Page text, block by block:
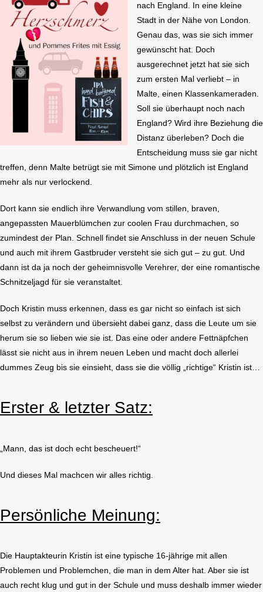
nach England. In eine kleine
Stadt in der Nähe von London.
Genau das, was sie sich immer
gewünscht hat. Doch
ausgerechnet jetzt hat sie sich
zum ersten Mal verliebt – in
Malte, einen Klassenkameraden.
Soll sie überhaupt noch nach
England? Wird ihre Beziehung die
Distanz überleben? Doch die
Entscheidung muss sie gar nicht
treffen, denn Malte betrügt sie mit Simone und plötzlich ist England
mehr als nur verlockend.
Dort kann sie endlich ihre Verwandlung vom stillen, braven,
angepassten Mauerblümchen zur coolen Frau durchmachen, so
zumindest der Plan. Schnell findet sie Anschluss in der neuen Schule
und auch mit ihrem Gastbruder versteht sie sich gut – zu gut. Und
dann ist da ja noch der geheimnisvolle Verehrer, der eine romantische
Schnitzeljagd für sie veranstaltet.
Doch Kristin muss erkennen, dass es gar nicht so einfach ist sich
selbst zu verändern und übersieht dabei ganz, dass die Leute um sie
herum sie so lieben wie sie ist. Das eine oder andere Fettnäpfchen
lässt sie nicht aus in ihrem neuen Leben und macht doch allerlei
dummes Zeug bis sie einsieht, dass sie die völlig „richtige“ Kristin ist…
Erster & letzter Satz:
„Mann, das ist doch echt bescheuert!“
Und dieses Mal machcen wir alles richtig.
Persönliche Meinung:
Die Hauptakteurin Kristin ist eine typische 16-jährige mit allen
Problemen und Problemchen, die man in dem Alter hat. Aber sie ist
auch recht klug und gut in der Schule und muss deshalb immer wieder